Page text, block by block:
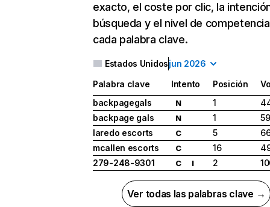
exacto, el coste por clic, la
búsqueda y el nivel de
cada palabra clave.
Estados Unidosjun 2026
Palabra clave Intento Posición
backpagegals
N 1
backpage gals
N 1
laredo escorts
C 5
mcallen escorts
C 16
279-248-9301
C I 2
Ver todas las palabras clave →